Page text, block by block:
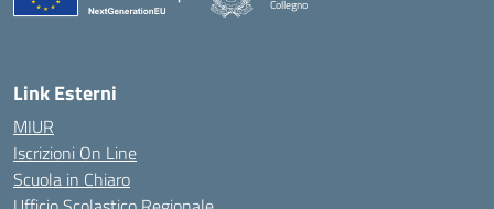
Collegno
Link Esterni
MIUR
Iscrizioni On Line
Scuola in Chiaro